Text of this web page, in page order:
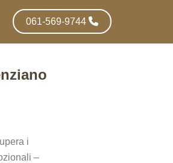
061-569-9744
i
–